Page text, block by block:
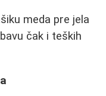
meda pre jela
čak i teških